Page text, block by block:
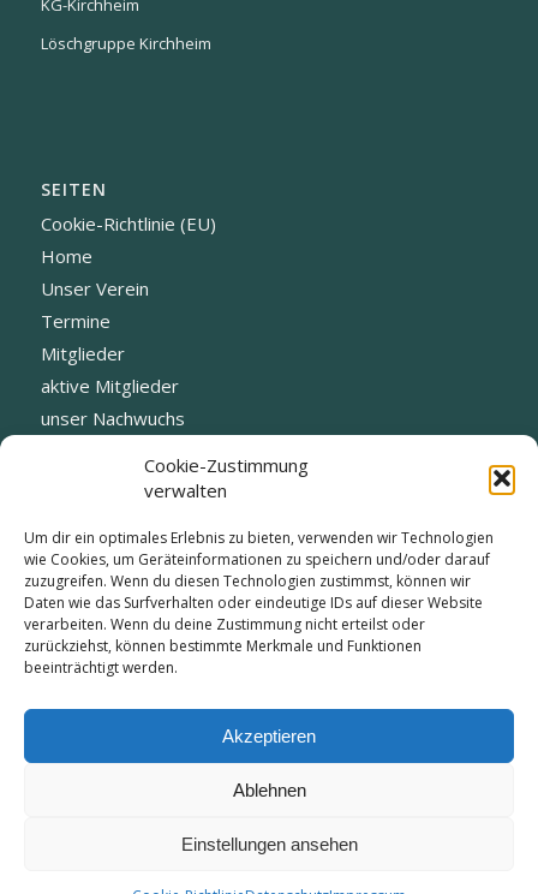
Cookie-Zustimmung
verwalten
Um dir ein optimales Erlebnis zu bieten, verwenden wir Technologien
wie Cookies, um Geräteinformationen zu speichern und/oder darauf
zuzugreifen. Wenn du diesen Technologien zustimmst, können wir
Daten wie das Surfverhalten oder eindeutige IDs auf dieser Website
verarbeiten. Wenn du deine Zustimmung nicht erteilst oder
zurückziehst, können bestimmte Merkmale und Funktionen
beeinträchtigt werden.
Akzeptieren
Ablehnen
Einstellungen ansehen
Löschgruppe Kirchheim
SEITEN
Cookie-Richtlinie (EU)
Home
Unser Verein
Termine
Mitglieder
aktive Mitglieder
unser Nachwuchs
Datenschutz
Vorstand
KONTAKT: